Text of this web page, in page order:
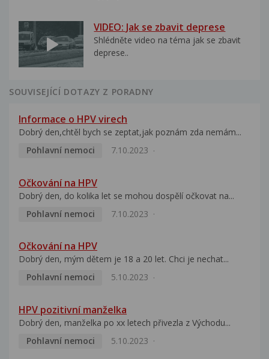
VIDEO: Jak se zbavit deprese
Shlédněte video na téma jak se zbavit
deprese..
SOUVISEJÍCÍ DOTAZY Z PORADNY
Informace o HPV virech
Dobrý den,chtěl bych se zeptat,jak poznám zda nemám...
Pohlavní nemoci
7.10.2023
Očkování na HPV
Dobrý den, do kolika let se mohou dospělí očkovat na...
Pohlavní nemoci
7.10.2023
Očkování na HPV
Dobrý den, mým dětem je 18 a 20 let. Chci je nechat...
Pohlavní nemoci
5.10.2023
HPV pozitivní manželka
Dobrý den, manželka po xx letech přivezla z Východu...
Pohlavní nemoci
5.10.2023